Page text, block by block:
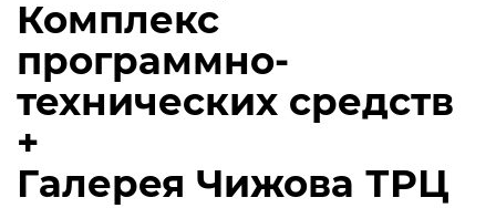
Комплекс
программно-
технических средств
+
Галерея Чижова ТРЦ